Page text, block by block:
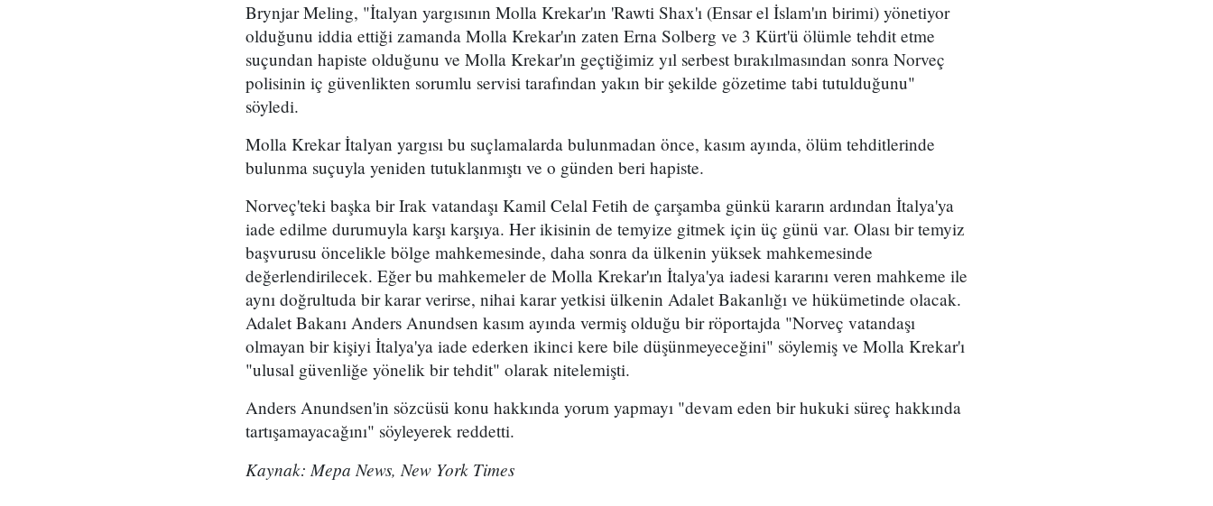
Brynjar Meling, "İtalyan yargısının Molla Krekar'ın 'Rawti Shax'ı (Ensar el İslam'ın birimi) yönetiyor
olduğunu iddia ettiği zamanda Molla Krekar'ın zaten Erna Solberg ve 3 Kürt'ü ölümle tehdit etme
suçundan hapiste olduğunu ve Molla Krekar'ın geçtiğimiz yıl serbest bırakılmasından sonra Norveç
polisinin iç güvenlikten sorumlu servisi tarafından yakın bir şekilde gözetime tabi tutulduğunu"
söyledi.
Molla Krekar İtalyan yargısı bu suçlamalarda bulunmadan önce, kasım ayında, ölüm tehditlerinde
bulunma suçuyla yeniden tutuklanmıştı ve o günden beri hapiste.
Norveç'teki başka bir Irak vatandaşı Kamil Celal Fetih de çarşamba günkü kararın ardından İtalya'ya
iade edilme durumuyla karşı karşıya. Her ikisinin de temyize gitmek için üç günü var. Olası bir temyiz
başvurusu öncelikle bölge mahkemesinde, daha sonra da ülkenin yüksek mahkemesinde
değerlendirilecek. Eğer bu mahkemeler de Molla Krekar'ın İtalya'ya iadesi kararını veren mahkeme ile
aynı doğrultuda bir karar verirse, nihai karar yetkisi ülkenin Adalet Bakanlığı ve hükümetinde olacak.
Adalet Bakanı Anders Anundsen kasım ayında vermiş olduğu bir röportajda "Norveç vatandaşı
olmayan bir kişiyi İtalya'ya iade ederken ikinci kere bile düşünmeyeceğini" söylemiş ve Molla Krekar'ı
"ulusal güvenliğe yönelik bir tehdit" olarak nitelemişti.
Anders Anundsen'in sözcüsü konu hakkında yorum yapmayı "devam eden bir hukuki süreç hakkında
tartışamayacağını" söyleyerek reddetti.
Kaynak: Mepa News, New York Times